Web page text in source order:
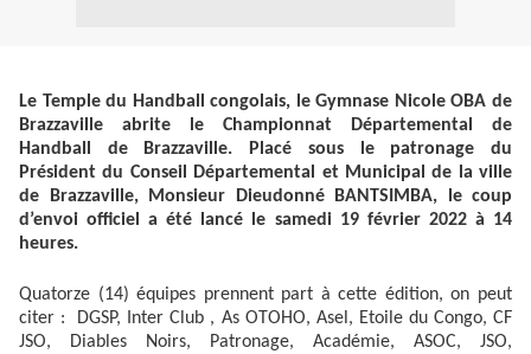
Le Temple du Handball congolais, le Gymnase Nicole OBA de
Brazzaville abrite le Championnat Départemental de
Handball de Brazzaville. Placé sous le patronage du
Président du Conseil Départemental et Municipal de la ville
de Brazzaville, Monsieur Dieudonné BANTSIMBA, le coup
d’envoi officiel a été lancé le samedi 19 février 2022 à 14
heures.
Quatorze (14) équipes prennent part à cette édition, on peut
citer : DGSP, Inter Club , As OTOHO, Asel, Etoile du Congo, CF
JSO, Diables Noirs, Patronage, Académie, ASOC, JSO,